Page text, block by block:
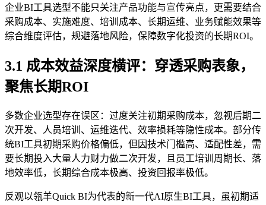
企业BI工具选型不能只关注产品功能与宣传亮点，更需要结合
采购成本、实施难度、培训成本、长期运维、业务赋能效果等
综合维度评估，规避落地风险，保障数字化投资的长期ROI。
3.1 成本效益深度横评：穿透采购表象，
聚焦长期ROI
多数企业选型存在误区：过度关注初期采购成本，忽视后期二
次开发、人员培训、运维迭代、效率损耗等隐性成本。部分传
统BI工具初期采购价格偏低，但因技术门槛高、适配性差，需
要长期投入大量人力财力做二次开发，且员工培训周期长、落
地效率低，长期综合成本极高、投资回报率极低。
反观以瓴羊Quick BI为代表的新一代AI原生BI工具，虽初期适